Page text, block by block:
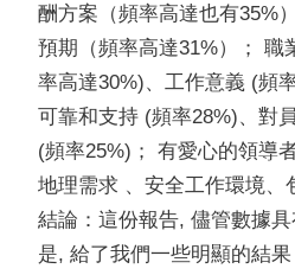
酬方案（頻率高達也有35%
預期（頻率高達31%）； 職
率高達30%)、工作意義 (頻
可靠和支持 (頻率28%)、對
(頻率25%)； 有愛心的領導
地理需求 、安全工作環境、
結論：這份報告, 儘管數據
是, 給了我們一些明顯的結